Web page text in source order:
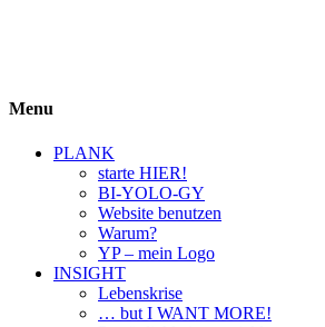
Menu
PLANK
starte HIER!
BI-YOLO-GY
Website benutzen
Warum?
YP – mein Logo
INSIGHT
Lebenskrise
… but I WANT MORE!